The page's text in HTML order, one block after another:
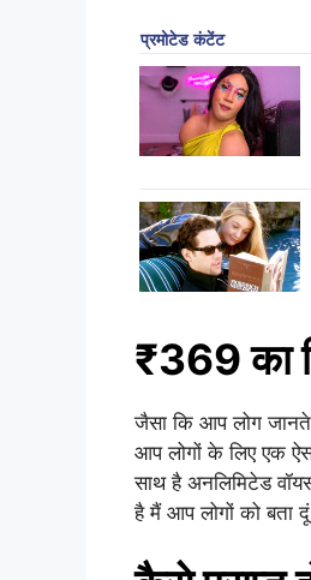
₹369 का
जैसा कि आप लोग
आप लोगों के लिए एक
साथ है अनलिमिटेड
है मैं आप लोगों को बता